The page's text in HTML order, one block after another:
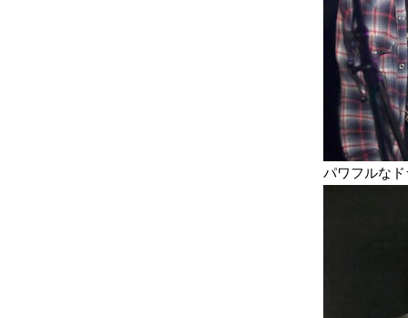
パワフルな